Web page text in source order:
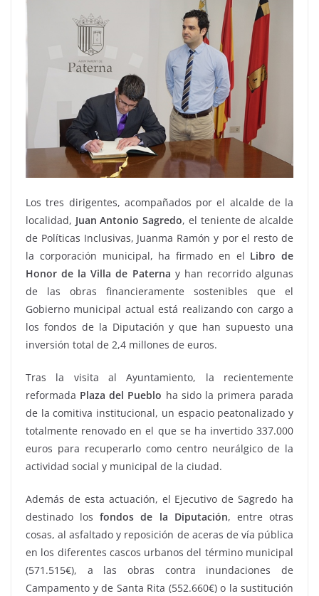
Los tres dirigentes, acompañados por el alcalde de la
localidad, Juan Antonio Sagredo, el teniente de alcalde
de Políticas Inclusivas, Juanma Ramón y por el resto de
la corporación municipal, ha firmado en el Libro de
Honor de la Villa de Paterna y han recorrido algunas
de las obras financieramente sostenibles que el
Gobierno municipal actual está realizando con cargo a
los fondos de la Diputación y que han supuesto una
inversión total de 2,4 millones de euros.
Tras la visita al Ayuntamiento, la recientemente
reformada Plaza del Pueblo ha sido la primera parada
de la comitiva institucional, un espacio peatonalizado y
totalmente renovado en el que se ha invertido 337.000
euros para recuperarlo como centro neurálgico de la
actividad social y municipal de la ciudad.
Además de esta actuación, el Ejecutivo de Sagredo ha
destinado losfondos de la Diputación, entre otras
cosas, al asfaltado y reposición de aceras de vía pública
en los diferentes cascos urbanos del término municipal
(571.515€), a las obras contra inundaciones de
Campamento y de Santa Rita (552.660€) o la sustitución